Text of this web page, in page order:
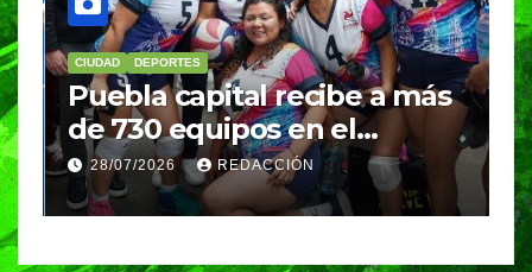
CIUDAD DEPORTES
Puebla capital recibe a más
de 730 equipos en el
Festival Máster de Voleibol
28/07/2026 REDACCIÓN